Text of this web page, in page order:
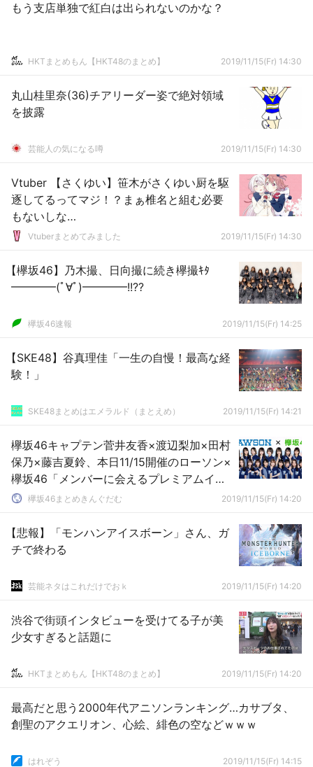
もう支店単独で紅白は出られないのかな？
HKTまとめもん【HKT48のまとめ】 2019/11/15(Fr) 14:30
丸山桂里奈(36)チアリーダー姿で絶対領域
を披露
芸能人の気になる噂 2019/11/15(Fr) 14:30
Vtuber 【さくゆい】笹木がさくゆい厨を駆
逐してるってマジ！？まぁ椎名と組む必要
もないしな…
Vtuberまとめてみました 2019/11/15(Fr) 14:30
【欅坂46】乃木撮、日向撮に続き欅撮ｷﾀ
━━━━(ﾟ∀ﾟ)━━━━!!??
欅坂46速報 2019/11/15(Fr) 14:25
【SKE48】谷真理佳「一生の自慢！最高な経
験！」
SKE48まとめはエメラルド（まとえめ） 2019/11/15(Fr) 14:21
欅坂46キャプテン菅井友香×渡辺梨加×田村
保乃×藤吉夏鈴、本日11/15開催のローソン×
欅坂46「メンバーに会えるプレミアムイベ
ント」大阪会場に降臨
欅坂46まとめきんぐだむ 2019/11/15(Fr) 14:20
【悲報】「モンハンアイスボーン」さん、ガ
チで終わる
芸能ネタはこれだけでおｋ 2019/11/15(Fr) 14:20
渋谷で街頭インタビューを受けてる子が美
少女すぎると話題に
HKTまとめもん【HKT48のまとめ】 2019/11/15(Fr) 14:20
最高だと思う2000年代アニソンランキング…カサブタ、
創聖のアクエリオン、心絵、緋色の空などｗｗｗ
はれぞう 2019/11/15(Fr) 14:15